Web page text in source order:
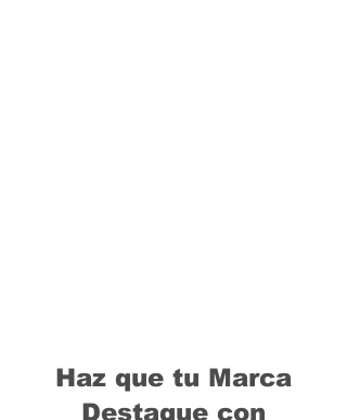
Haz que tu Marca
Destaque con